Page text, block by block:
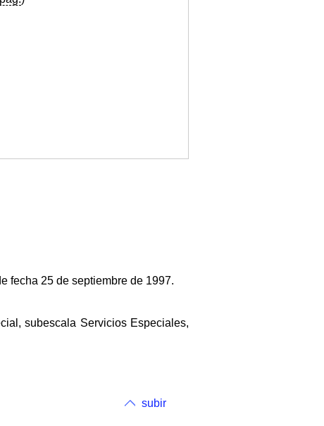
fecha 25 de septiembre de 1997.
subescala Servicios Especiales,
subir